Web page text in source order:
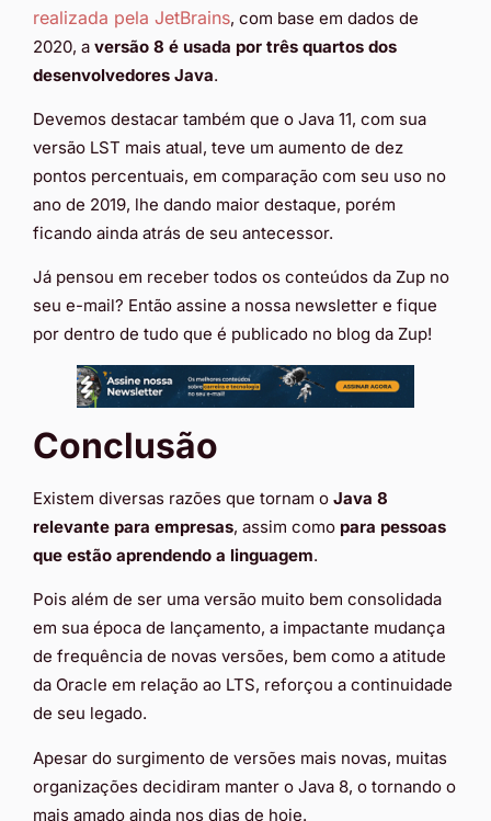
realizada pela JetBrains, com base em dados de
2020, a versão 8 é usada por três quartos dos
desenvolvedores Java.
Devemos destacar também que o Java 11, com sua
versão LST mais atual, teve um aumento de dez
pontos percentuais, em comparação com seu uso no
ano de 2019, lhe dando maior destaque, porém
ficando ainda atrás de seu antecessor.
Já pensou em receber todos os conteúdos da Zup no
seu e-mail? Então assine a nossa newsletter e fique
por dentro de tudo que é publicado no blog da Zup!
Conclusão
Existem diversas razões que tornam o Java 8
relevante para empresas, assim como para pessoas
que estão aprendendo a linguagem.
Pois além de ser uma versão muito bem consolidada
em sua época de lançamento, a impactante mudança
de frequência de novas versões, bem como a atitude
da Oracle em relação ao LTS, reforçou a continuidade
de seu legado.
Apesar do surgimento de versões mais novas, muitas
organizações decidiram manter o Java 8, o tornando o
mais amado ainda nos dias de hoje.